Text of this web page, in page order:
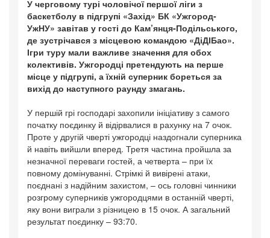
У черговому турі чоловічої першої ліги з
баскетболу в підгрупі «Захід» БК «Ужгород-
УжНУ» завітав у гості до Кам’янця-Подільського,
де зустрічався з місцевою командою «ДіДІБао».
Ігри туру мали важливе значення для обох
колективів. Ужгородці претендують на перше
місце у підгрупі, а їхній суперник бореться за
вихід до наступного раунду змагань.
У першій грі господарі захопили ініціативу з самого
початку поєдинку й відірвалися в рахунку на 7 очок.
Проте у другій чверті ужгородці наздогнали суперника
й навіть вийшли вперед. Третя частина пройшла за
незначної переваги гостей, а четверта – при їх
повному домінуванні. Стрімкі й вивірені атаки,
поєднані з надійним захистом, – ось головні чинники
розгрому суперників ужгородцями в останній чверті,
яку вони виграли з різницею в 15 очок. А загальний
результат поєдинку – 93:70.